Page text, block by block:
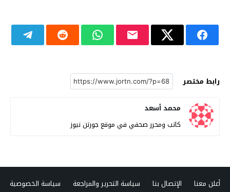
رابط مختصر
محمد أسعد
كاتب ومحرر صحفي في موقع جورتن نيوز
أعلن معنا الإتصال بنا سياسة التحرير والمراجعة سياسة الخصوصية